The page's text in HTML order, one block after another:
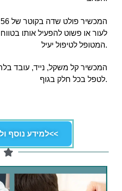
המטופל לטיפול יעיל.
המכשיר קל משקל, נייד, עובד
לטפל בכל חלק בגוף.
>> למידע נוסף ולהזמנה<<